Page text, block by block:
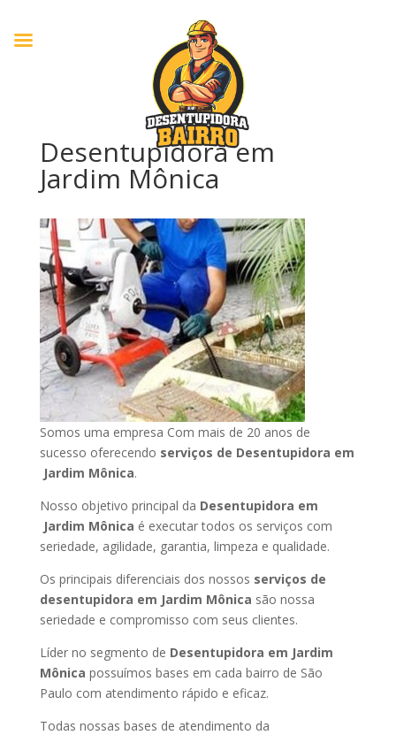
Desentupidora em
Jardim Mônica
Somos uma empresa Com mais de 20 anos de
sucesso oferecendo serviços de Desentupidora em
Jardim Mônica.
Nosso objetivo principal da Desentupidora em
Jardim Mônica é executar todos os serviços com
seriedade, agilidade, garantia, limpeza e qualidade.
Os principais diferenciais dos nossos serviços de
desentupidora em Jardim Mônica são nossa
seriedade e compromisso com seus clientes.
Líder no segmento de Desentupidora em Jardim
Mônica possuímos bases em cada bairro de São
Paulo com atendimento rápido e eficaz.
Todas nossas bases de atendimento da